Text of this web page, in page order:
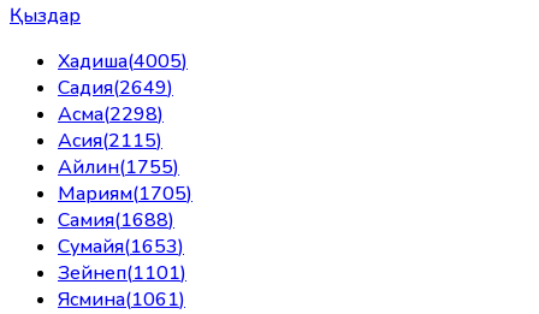
Қыздар
Хадиша(4005)
Садия(2649)
Асма(2298)
Асия(2115)
Айлин(1755)
Мариям(1705)
Самия(1688)
Сумайя(1653)
Зейнеп(1101)
Ясмина(1061)